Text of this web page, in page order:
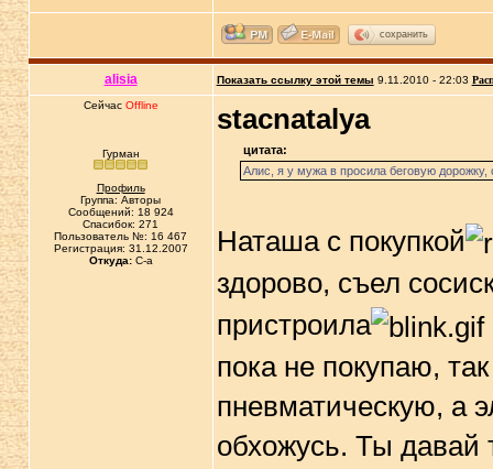
сохранить
alisia Показать ссылку этой темы 9.11.2010 - 22:03
Сейчас Offline
Гурман
Профиль
Группа: Авторы
Сообщений: 18 924
Спасибок: 271
Пользователь №: 16 467
Регистрация: 31.12.2007
Откуда:C-a
stacnatalya
цитата:
Алис, я у мужа в просила беговую дорожку,
Наташа с покупкой
здорово, съел
пристроила
пока не покупаю,
пневматическую, а
обхожусь. Ты давай